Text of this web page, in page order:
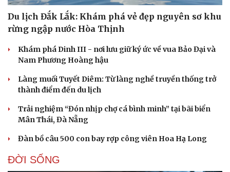
Du lịch Đắk Lắk: Khám phá vẻ đẹp nguyên sơ khu
rừng ngập nước Hòa Thịnh
Khám phá Dinh III - nơi lưu giữ ký ức về vua Bảo Đại và
Nam Phương Hoàng hậu
Làng muối Tuyết Diêm: Từ làng nghề truyền thống trở
thành điểm đến du lịch
Trải nghiệm “Đón nhịp chợ cá bình minh” tại bãi biển
Mân Thái, Đà Nẵng
Đàn bồ câu 500 con bay rợp công viên Hoa Hạ Long
ĐỜI SỐNG